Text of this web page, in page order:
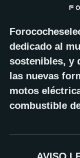
dedicado al
sostenibles, y
las nuevas
motos
combustible